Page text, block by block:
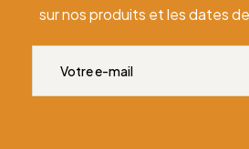
sur nos produits et les dates